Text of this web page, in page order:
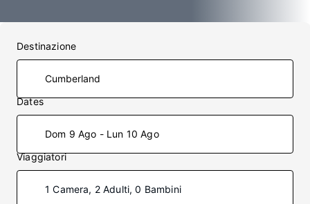
Destinazione
Dates
Dom 9 Ago - Lun 10 Ago
Viaggiatori
1 Camera, 2 Adulti, 0 Bambini